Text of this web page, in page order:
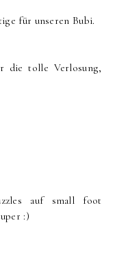
für unseren Bubi.
die tolle Verlosung,
auf small foot
:)